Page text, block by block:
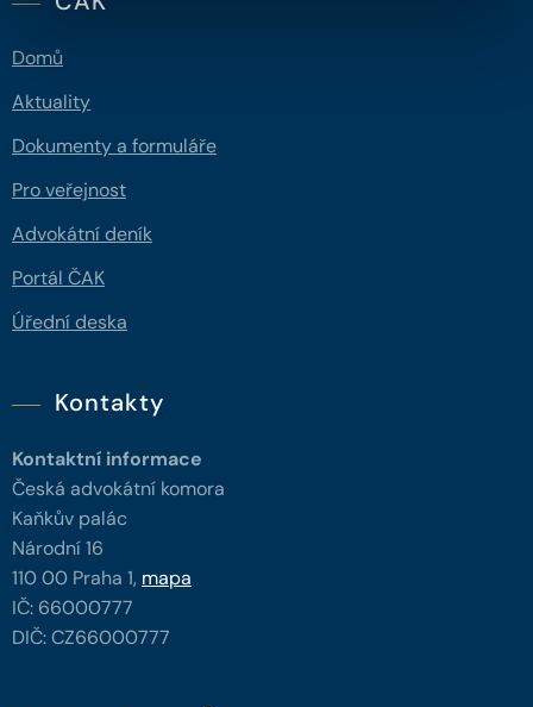
Domů
Aktuality
Dokumenty a formuláře
Pro veřejnost
Advokátní deník
Portál ČAK
Úřední deska
Kontakty
Kontaktní informace
Česká advokátní komora
Kaňkův palác
Národní 16
110 00 Praha 1, mapa
IČ: 66000777
DIČ: CZ66000777